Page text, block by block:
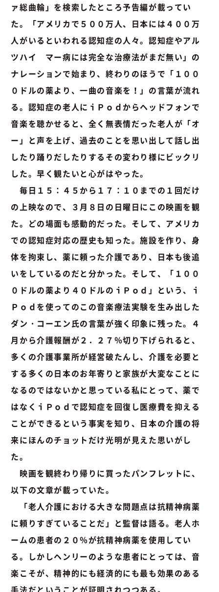
ァ総曲輪」を検索したところ予告編が載ってい
た。「アメリカで５００万人、日本には４００万
人がいるといわれる認知症の人々。認知症やアル
ツハイ マー病には完全な治療法がまだ無い」の
ナレーションで始まり、終わりのほうで「１００
０ドルの薬より、一曲の音楽を！」の言葉が流れ
る。認知症の老人にｉＰｏｄからヘッドフォンで
音楽を聴かせると、全く無表情だった老人が「オ
ー」と声を上げ、過去のことを思い出して話し出
したり踊りだしたりするその変わり様にビックリ
した。早く観たいと心がはやった。
毎日１５：４５から１７：１０までの１回だけ
の上映なので、３月８日の日曜日にこの映画を観
た。どの場面も感動的だった。そして、アメリカ
での認知症対応の歴史も知った。施設を作り、身
体を拘束し、薬に頼った介護であり、日本も後追
いをしているのだと分かった。そして、「１００
０ドルの薬より４０ドルのｉＰｏｄ」という、ｉ
Ｐｏｄを使ってのこの音楽療法実験を生み出した
ダン・コーエン氏の言葉が強く印象に残った。４
月から介護報酬が２．２７％切り下げられると、
多くの介護事業所が経営破たんし、介護を必要と
する多くの日本のお年寄りと家族が大変なことに
なるのではないかと思っている私にとって、薬で
はなくｉＰｏｄで認知症を回復し医療費を抑える
ことができるという事実を知り、日本の介護の将
来にほんのチョットだけ光明が見えた思いがし
た。
映画を観終わり帰りに買ったパンフレットに、
以下の文章が載っていた。
「老人介護における大きな問題点は抗精神病薬
に頼りすぎていることだ」と監督は語る。老人ホ
ームの患者の２０％が抗精神病薬を使用してい
る。しかしヘンリーのような患者にとっては、音
楽こそが、精神的にも経済的にも最も効果のある
手法だということが証明されつつある。